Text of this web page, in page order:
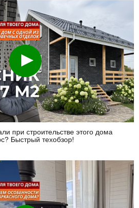
Смотреть
при строительстве этого дома
Быстрый техобзор!